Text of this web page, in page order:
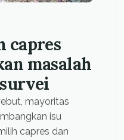
capres
masalah
mayoritas
isu
capres dan